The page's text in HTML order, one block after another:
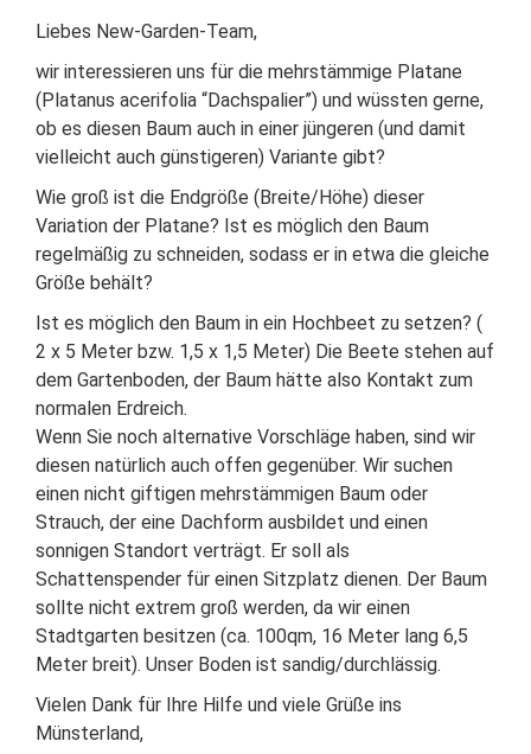
Liebes New-Garden-Team,
wir interessieren uns für die mehrstämmige Platane
(Platanus acerifolia “Dachspalier”) und wüssten gerne,
ob es diesen Baum auch in einer jüngeren (und damit
vielleicht auch günstigeren) Variante gibt?
Wie groß ist die Endgröße (Breite/Höhe) dieser
Variation der Platane? Ist es möglich den Baum
regelmäßig zu schneiden, sodass er in etwa die gleiche
Größe behält?
Ist es möglich den Baum in ein Hochbeet zu setzen? (
2 x 5 Meter bzw. 1,5 x 1,5 Meter) Die Beete stehen auf
dem Gartenboden, der Baum hätte also Kontakt zum
normalen Erdreich.
Wenn Sie noch alternative Vorschläge haben, sind wir
diesen natürlich auch offen gegenüber. Wir suchen
einen nicht giftigen mehrstämmigen Baum oder
Strauch, der eine Dachform ausbildet und einen
sonnigen Standort verträgt. Er soll als
Schattenspender für einen Sitzplatz dienen. Der Baum
sollte nicht extrem groß werden, da wir einen
Stadtgarten besitzen (ca. 100qm, 16 Meter lang 6,5
Meter breit). Unser Boden ist sandig/durchlässig.
Vielen Dank für Ihre Hilfe und viele Grüße ins
Münsterland,